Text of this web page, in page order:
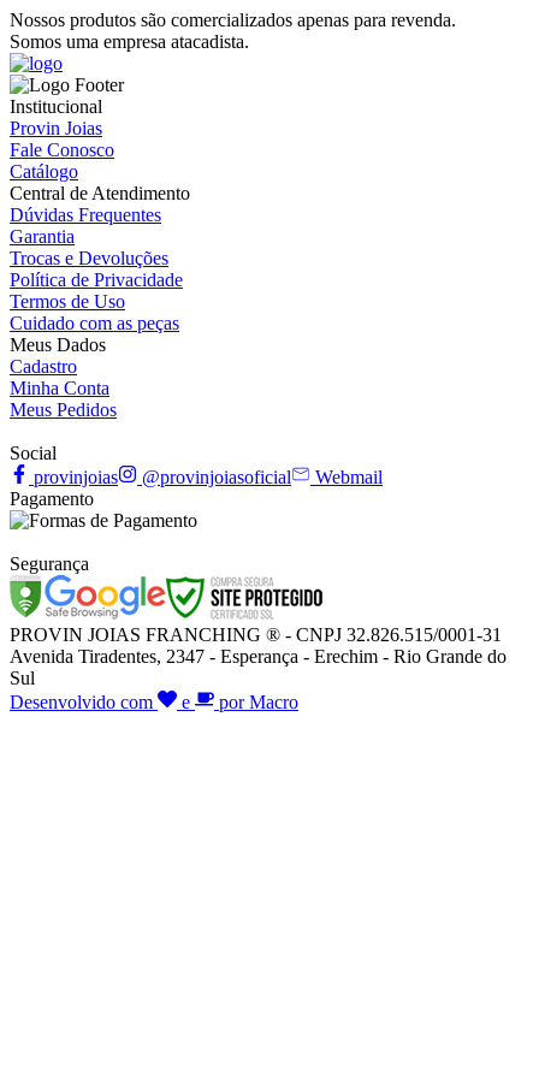
Nossos produtos são comercializados apenas para revenda.
Somos uma empresa atacadista.
Institucional
Provin Joias
Fale Conosco
Catálogo
Central de Atendimento
Dúvidas Frequentes
Garantia
Trocas e Devoluções
Política de Privacidade
Termos de Uso
Cuidado com as peças
Meus Dados
Cadastro
Minha Conta
Meus Pedidos
Social
provinjoias
@provinjoiasoficial
Webmail
Pagamento
Segurança
PROVIN JOIAS FRANCHING ® - CNPJ 32.826.515/0001-31
Avenida Tiradentes, 2347 - Esperança - Erechim - Rio Grande do
Sul
Desenvolvido com
e por Macro